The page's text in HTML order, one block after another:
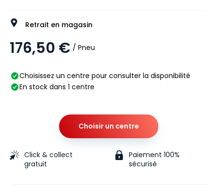
Retrait en magasin
176,50 € / Pneu
Choisissez un centre pour consulter la disponibilité
En stock dans 1 centre
Choisir un centre
Click & collect
gratuit
Paiement 100%
sécurisé